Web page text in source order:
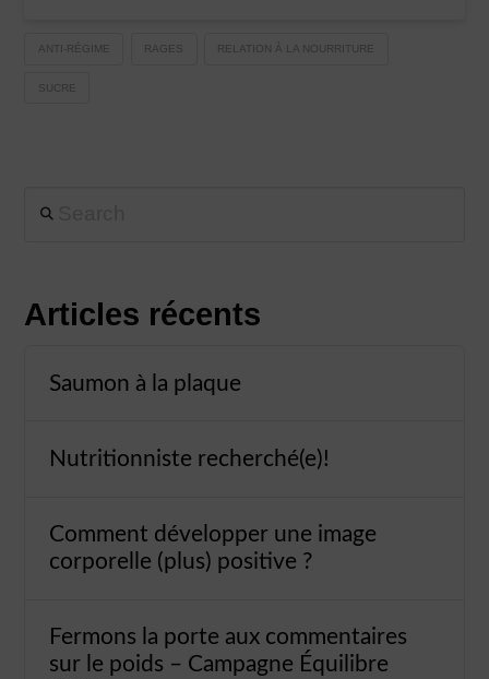
ANTI-RÉGIME RAGES RELATION À LA NOURRITURE
SUCRE
Search
Articles récents
Saumon à la plaque
Nutritionniste recherché(e)!
Comment développer une image
corporelle (plus) positive ?
Fermons la porte aux commentaires
sur le poids – Campagne Équilibre